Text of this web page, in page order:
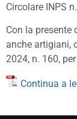
Circolare INPS
Con la
anche artigiani,
2024, n. 160,
Continua a